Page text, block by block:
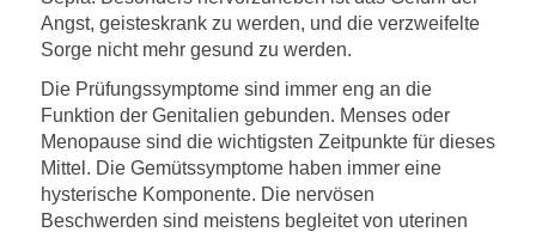
Angst, geisteskrank zu werden, und die verzweifelte
Sorge nicht mehr gesund zu werden.
Die Prüfungssymptome sind immer eng an die
Funktion der Genitalien gebunden. Menses oder
Menopause sind die wichtigsten Zeitpunkte für dieses
Mittel. Die Gemütssymptome haben immer eine
hysterische Komponente. Die nervösen
Beschwerden sind meistens begleitet von uterinen